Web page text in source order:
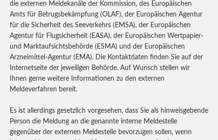
die externen Meldekanäle der Kommission, des Europäischen
Amts für Betrugsbekämpfung (OLAF), der Europäischen Agentur
für die Sicherheit des Seeverkehrs (EMSA), der Europäischen
Agentur für Flugsicherheit (EASA), der Europäischen Wertpapier-
und Marktaufsichtsbehörde (ESMA) und der Europäischen
Arzneimittel-Agentur (EMA). Die Kontaktdaten finden Sie auf der
Internetseite der jeweiligen Behörde. Auf Wunsch stellen wir
Ihnen gerne weitere Informationen zu den externen
Meldeverfahren bereit.
Es ist allerdings gesetzlich vorgesehen, dass Sie als hinweisgebende
Person die Meldung an die genannte interne Meldestelle
gegenüber der externen Meldestelle bevorzugen sollen, wenn